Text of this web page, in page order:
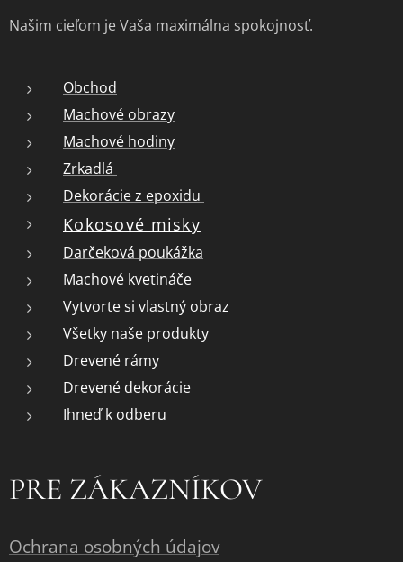
Našim cieľom je Vaša maximálna spokojnosť.
Obchod
Machové obrazy
Machové hodiny
Zrkadlá
Dekorácie z epoxidu
Kokosové misky
Darčeková poukážka
Machové kvetináče
Vytvorte si vlastný obraz
Všetky naše produkty
Drevené rámy
Drevené dekorácie
Ihneď k odberu
PRE ZÁKAZNÍKOV
Ochrana osobných údajov